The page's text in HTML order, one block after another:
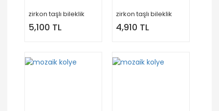
zirkon taşlı bileklik
5,100 TL
zirkon taşlı bileklik
4,910 TL